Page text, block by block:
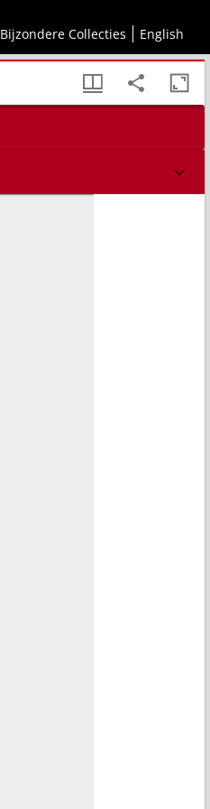
Bijzondere Collecties English